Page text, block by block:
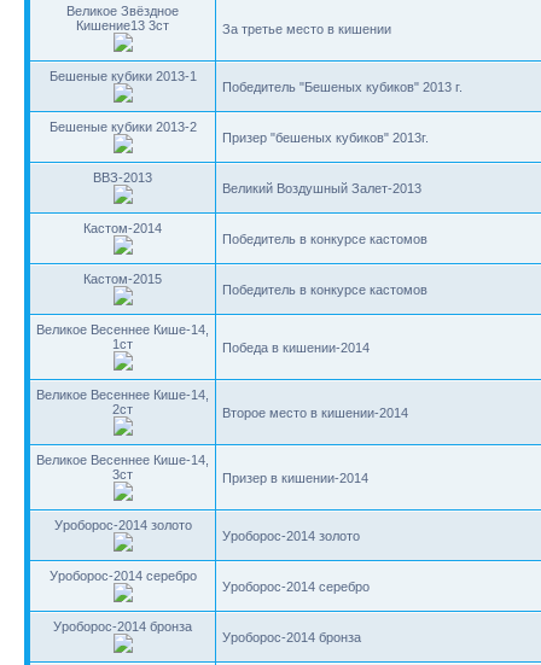
Великое Звёздное
Кишение13 3ст
За третье место в кишении
Бешеные кубики 2013-1
Победитель "Бешеных кубиков" 2013 г.
Бешеные кубики 2013-2
Призер "бешеных кубиков" 2013г.
ВВЗ-2013
Великий Воздушный Залет-2013
Кастом-2014
Победитель в конкурсе кастомов
Кастом-2015
Победитель в конкурсе кастомов
Великое Весеннее Кише-14,
1ст
Победа в кишении-2014
Великое Весеннее Кише-14,
2ст
Второе место в кишении-2014
Великое Весеннее Кише-14,
3ст
Призер в кишении-2014
Уроборос-2014 золото
Уроборос-2014 золото
Уроборос-2014 серебро
Уроборос-2014 серебро
Уроборос-2014 бронза
Уроборос-2014 бронза